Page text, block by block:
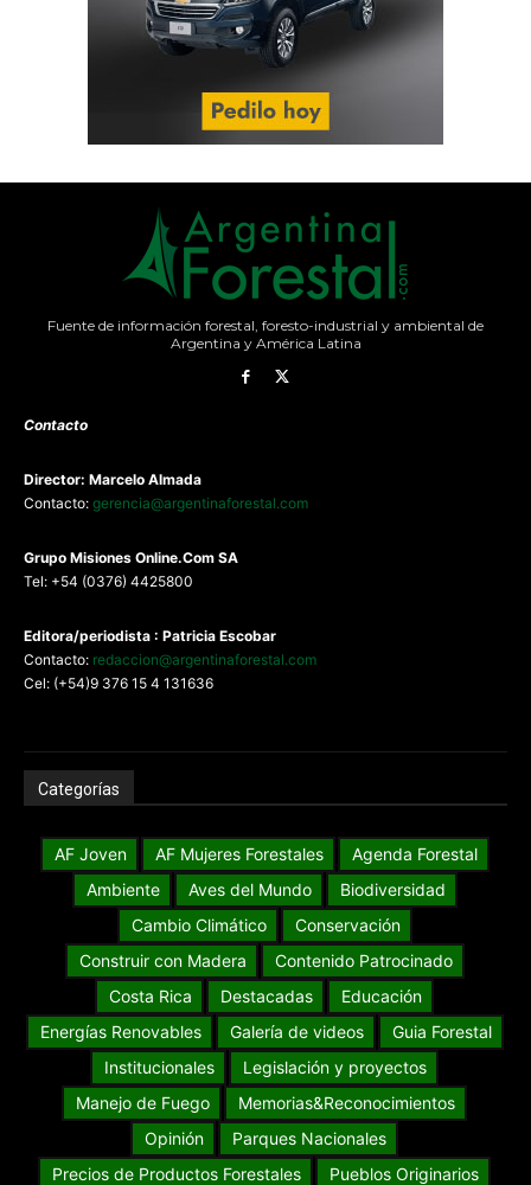
Fuente de información forestal, foresto-industrial y ambiental de
Argentina y América Latina
Contacto
Director: Marcelo Almada
Contacto: gerencia@argentinaforestal.com
Grupo Misiones Online.Com SA
Tel: +54 (0376) 4425800
Editora/periodista : Patricia Escobar
Contacto: redaccion@argentinaforestal.com
Cel: (+54)9 376 15 4 131636
Categorías
AF Joven AF Mujeres Forestales
Agenda Forestal
Ambiente
Aves del Mundo
Biodiversidad
Cambio Climático
Conservación
Construir con Madera
Contenido Patrocinado
Costa Rica
Destacadas
Educación
Energías Renovables
Galería de videos
Guia Forestal
Institucionales
Legislación y proyectos
Manejo de Fuego
Memorias&Reconocimientos
Opinión
Parques Nacionales
Precios de Productos Forestales
Pueblos Originarios